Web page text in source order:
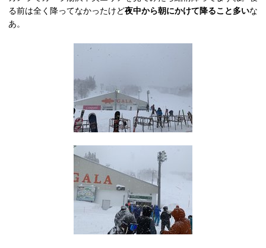
る前は全く降ってなかったけど夜中から朝にかけて降ること多いな
あ。